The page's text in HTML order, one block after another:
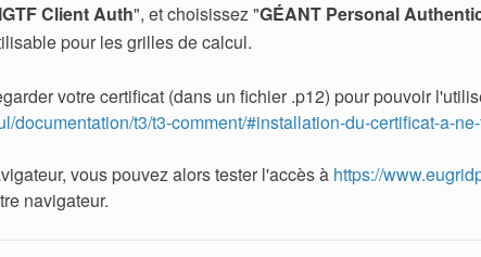
IGTF Client Auth", et choisissez "GÉANT Personal
pour les grilles de calcul.
votre certificat (dans un fichier .p12) pour pouvoir
documentation/t3/t3-comment/#installation-du-certificat-a-
vous pouvez alors tester l'accès à https://
navigateur.